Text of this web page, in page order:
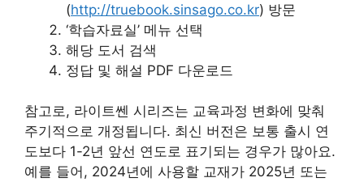
(http://truebook.sinsago.co.kr) 방문
‘학습자료실’ 메뉴 선택
해당 도서 검색
정답 및 해설 PDF 다운로드
참고로, 라이트쎈 시리즈는 교육과정 변화에 맞춰
주기적으로 개정됩니다. 최신 버전은 보통 출시 연
도보다 1-2년 앞선 연도로 표기되는 경우가 많아요.
예를 들어, 2024년에 사용할 교재가 2025년 또는